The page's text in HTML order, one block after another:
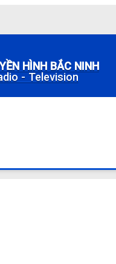
HÌNH BẮC NINH
- Television